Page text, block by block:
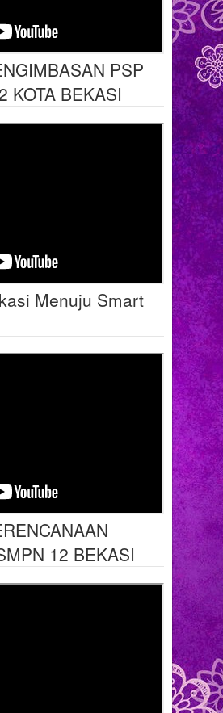
PSP
KOTA BEKASI
Menuju Smart
12 BEKASI